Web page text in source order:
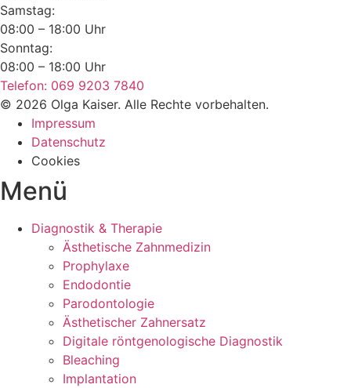
Samstag:
08:00 – 18:00 Uhr
Sonntag:
08:00 – 18:00 Uhr
Telefon: 069 9203 7840
© 2026 Olga Kaiser. Alle Rechte vorbehalten.
Impressum
Datenschutz
Cookies
Menü
Diagnostik & Therapie
Ästhetische Zahnmedizin
Prophylaxe
Endodontie
Parodontologie
Ästhetischer Zahnersatz
Digitale röntgenologische Diagnostik
Bleaching
Implantation